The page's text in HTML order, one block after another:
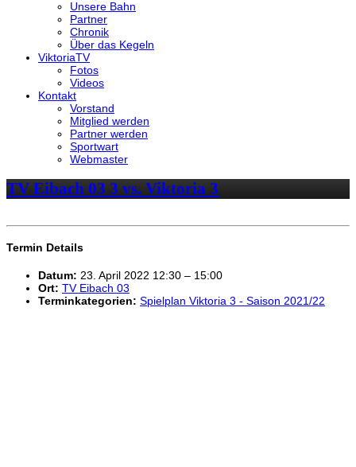
Unsere Bahn
Partner
Chronik
Über das Kegeln
ViktoriaTV
Fotos
Videos
Kontakt
Vorstand
Mitglied werden
Partner werden
Sportwart
Webmaster
TV Eibach 03 3 vs. Viktoria 3
Termin Details
Datum: 23. April 2022 12:30 – 15:00
Ort: TV Eibach 03
Terminkategorien: Spielplan Viktoria 3 - Saison 2021/22